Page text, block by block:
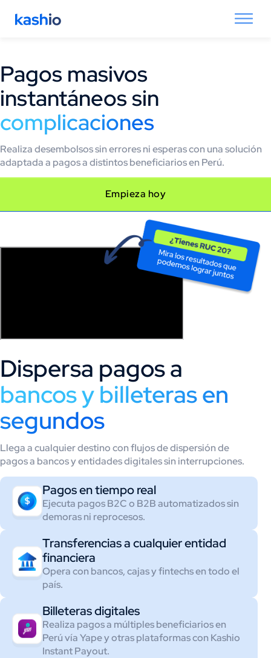
Pagos masivos
instantáneos sin
complicaciones​
Realiza desembolsos sin errores ni esperas con una solución
adaptada a pagos a distintos beneficiarios en Perú.
Empieza hoy
Dispersa pagos a
bancos y billeteras en
segundos
Llega a cualquier destino con flujos de dispersión de
pagos a bancos y entidades digitales sin interrupciones.
Pagos en tiempo real
Ejecuta pagos B2C o B2B automatizados sin
demoras ni reprocesos.​
Transferencias a cualquier entidad
financiera
Opera con bancos, cajas y fintechs en todo el
país.​
Billeteras digitales
Realiza pagos a múltiples beneficiarios en
Perú vía Yape y otras plataformas con Kashio
Instant Payout.​